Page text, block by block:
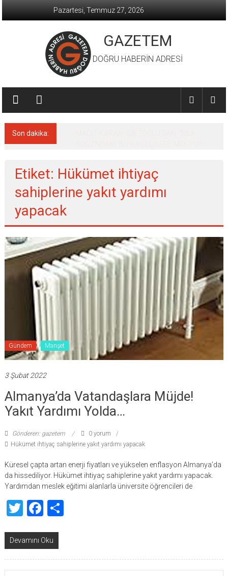
Pazartesi, Temmuz 27, 2026
GAZETEM
DOĞRU HABERİN ADRESİ
Son dakika:
Etiket: Hükümet ihtiyaç
sahiplerine yakıt yardımı
yapacak
Gündem Manşet
3 Şubat 2022
Almanya’da Vatandaşlara Müjde!
Yakıt Yardımı Yolda…
Gönderen: gazetem
0 yorum
Hükümet ihtiyaç sahiplerine yakıt yardımı yapacak
Küresel çapta artan enerji fiyatları ve yükselen enflasyon Almanya’da
da hissediliyor. Hükümet ihtiyaç sahiplerine yakıt yardımı yapacak.
Yardımdan meslek eğitimi alanlarla üniversite öğrencileri de
TwitterFacebook
Share
Devamını Oku